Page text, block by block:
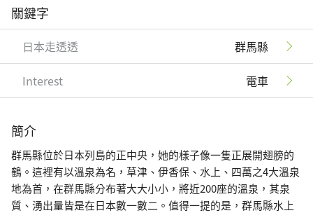
關鍵字
日本走透透 群馬縣
Interest 電車
簡介
群馬縣位於日本列島的正中央，她的樣子像一隻正展開翅膀的
鶴。這裡有以溫泉為名，草津、伊香保、水上、四萬之4大溫泉
地為首，在群馬縣分布著大大小小，將近200座的溫泉，其泉
質、湧出量皆是在日本數一數二。值得一提的是，群馬縣水上